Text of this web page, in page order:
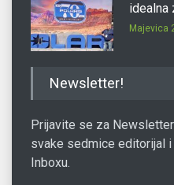
idealna
Majevica
Newsletter!
Prijavite se za
svake sedmice editorijal
Inboxu.